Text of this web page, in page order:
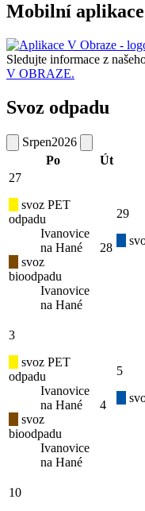
Mobilní aplikace
Sledujte informace z
V OBRAZE.
Svoz odpadu
Srpen2026
Po
Út
27
svoz PET
odpadu
Ivanovice
na Hané
svoz
bioodpadu
Ivanovice
na Hané
28
29
3
svoz PET
odpadu
Ivanovice
na Hané
svoz
bioodpadu
Ivanovice
na Hané
4
5
10